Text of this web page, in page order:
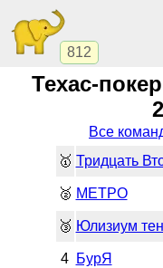
812
Техас-
Все
🥇 Тридцать
🥈 МЕТРО
🥉 Юлизиум
4 БурЯ